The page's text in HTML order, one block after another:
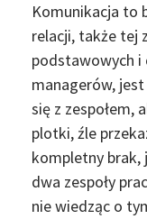
Komunikacja to
relacji, także tej
podstawowych i
managerów,
się z zespołem,
plotki, źle
kompletny brak,
dwa zespoły
nie wiedząc o